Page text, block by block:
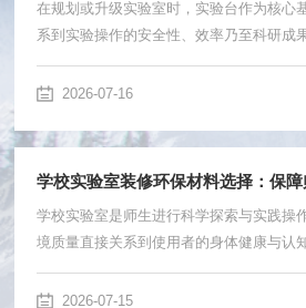
的采购，它往往与实...
在规划或升级实验室时，实验台作为核心
系到实验操作的安全性、效率乃至科研成
琳琅满目的产品，如何从众多供应商中甄
避免“踩坑”，是每一位实验室建设者面对
忽视材质与结构许多采购方在初期会将价
这恰恰是最大的陷阱。实验台需要长期耐
复杂环境，劣质材料在短期内可能看不出
安全隐患和高昂...
2026-07-16
学校实验室是师生进行科学探索与实践操
境质量直接关系到使用者的身体健康与认
身可能释放各类化学物质，学校实验室装
成污染叠加效应，对师生造成长期且隐匿
2026-07-15